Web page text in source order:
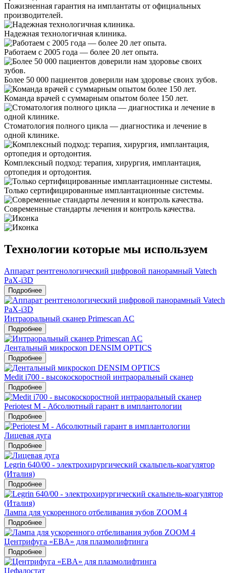
Пожизненная гарантия на имплантаты от официальных
производителей.
Надежная технологичная клиника.
Работаем с 2005 года — более 20 лет опыта.
Более 50 000 пациентов доверили нам здоровье своих зубов.
Команда врачей с суммарным опытом более 150 лет.
Стоматология полного цикла — диагностика и лечение в
одной клинике.
Комплексный подход: терапия, хирургия, имплантация,
ортопедия и ортодонтия.
Только сертифицированные имплантационные системы.
Современные стандарты лечения и контроль качества.
Технологии которые мы используем
Аппарат рентгенологический цифровой панорамный Vatech
PaX-i3D
Подробнее
Интраоральный сканер Primescan AC
Подробнее
Дентальный микроскоп DENSIM OPTICS
Подробнее
Medit i700 - высокоскоростной интраоральный сканер
Подробнее
Periotest M - Абсолютный гарант в имплантологии
Подробнее
Лицевая дуга
Подробнее
Legrin 640/00 - электрохирургический скальпель-коагулятор
(Италия)
Подробнее
Лампа для ускоренного отбеливания зубов ZOOM 4
Подробнее
Центрифуга «EBA» для плазмолифтинга
Подробнее
Цефалостат